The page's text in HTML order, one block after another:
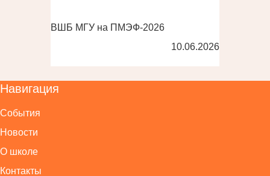
ВШБ МГУ на ПМЭФ-2026
10.06.2026
Навигация
События
Новости
О школе
Контакты